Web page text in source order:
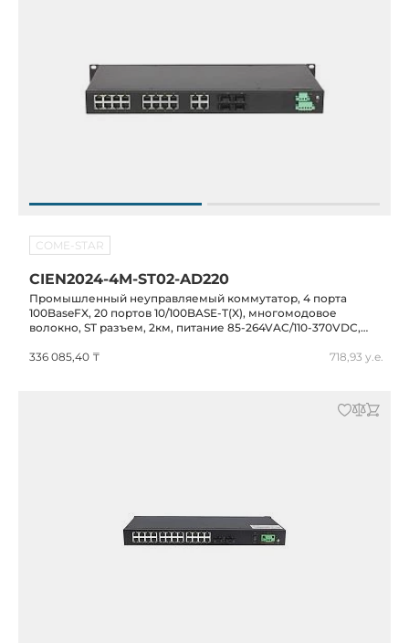
COME-STAR
CIEN2024-4M-ST02-AD220
Промышленный неуправляемый коммутатор, 4 порта
100BaseFX, 20 портов 10/100BASE-T(X), многомодовое
волокно, ST разъем, 2км, питание 85-264VAC/110-370VDC,
336 085,40 ₸
718,93 у.е.